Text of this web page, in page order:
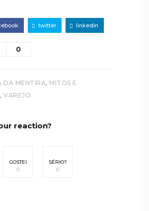
twitter linkedin
0
DA MENTIRA, MITOS E
, VAREJO
reaction?
GOSTEI
0
SÉRIO?
0